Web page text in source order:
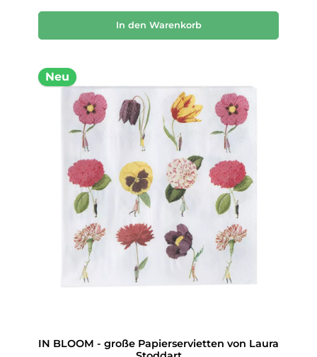
In den Warenkorb
Neu
IN BLOOM - große Papierservietten von Laura